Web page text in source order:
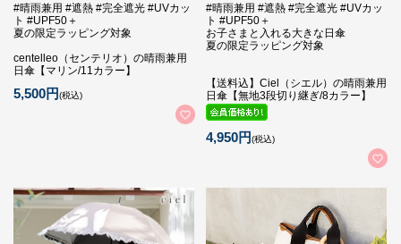
#晴雨兼用 #遮熱 #完全遮光 #UVカッ
ト #UPF50＋
夏の限定ラッピング対象
centelleo（センテリオ）の晴雨兼用
日傘【マリン/11カラー】
5,500円(税込)
#晴雨兼用 #遮熱 #完全遮光 #UVカッ
ト #UPF50＋
お子さまと入れる大きな日傘
夏の限定ラッピング対象
【送料込】Ciel（シエル）の晴雨兼用
日傘【無地3段切り継ぎ/8カラー】
4,950円(税込)